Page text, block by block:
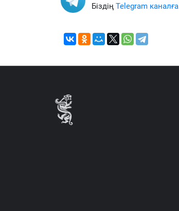
Біздің Telegram каналға